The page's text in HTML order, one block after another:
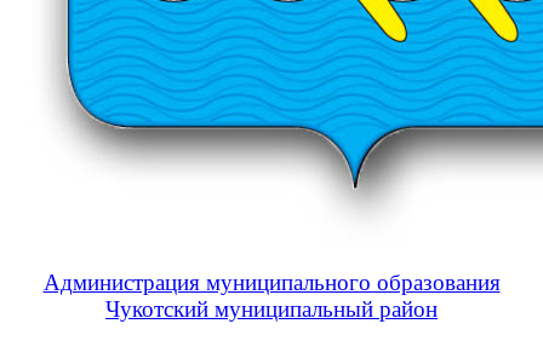
Администрация муниципального образования
Чукотский муниципальный район